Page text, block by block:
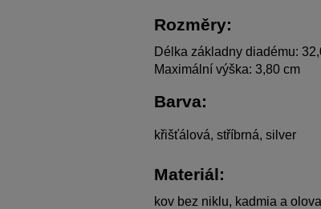
Rozměry:
Délka základny diadému:
Maximální výška: 3,80 cm
Barva:
křišťálová, stříbrná, silver
Materiál:
kov bez niklu, kadmia a